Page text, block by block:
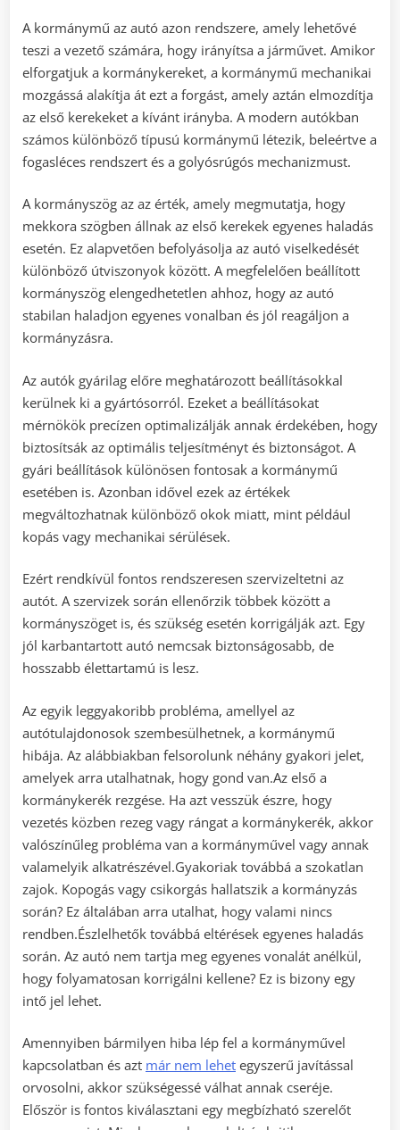
A kormánymű az autó azon rendszere, amely lehetővé
teszi a vezető számára, hogy irányítsa a járművet. Amikor
elforgatjuk a kormánykereket, a kormánymű mechanikai
mozgássá alakítja át ezt a forgást, amely aztán elmozdítja
az első kerekeket a kívánt irányba. A modern autókban
számos különböző típusú kormánymű létezik, beleértve a
fogasléces rendszert és a golyósrúgós mechanizmust.
A kormányszög az az érték, amely megmutatja, hogy
mekkora szögben állnak az első kerekek egyenes haladás
esetén. Ez alapvetően befolyásolja az autó viselkedését
különböző útviszonyok között. A megfelelően beállított
kormányszög elengedhetetlen ahhoz, hogy az autó
stabilan haladjon egyenes vonalban és jól reagáljon a
kormányzásra.
Az autók gyárilag előre meghatározott beállításokkal
kerülnek ki a gyártósorról. Ezeket a beállításokat
mérnökök precízen optimalizálják annak érdekében, hogy
biztosítsák az optimális teljesítményt és biztonságot. A
gyári beállítások különösen fontosak a kormánymű
esetében is. Azonban idővel ezek az értékek
megváltozhatnak különböző okok miatt, mint például
kopás vagy mechanikai sérülések.
Ezért rendkívül fontos rendszeresen szervizeltetni az
autót. A szervizek során ellenőrzik többek között a
kormányszöget is, és szükség esetén korrigálják azt. Egy
jól karbantartott autó nemcsak biztonságosabb, de
hosszabb élettartamú is lesz.
Az egyik leggyakoribb probléma, amellyel az
autótulajdonosok szembesülhetnek, a kormánymű
hibája. Az alábbiakban felsorolunk néhány gyakori jelet,
amelyek arra utalhatnak, hogy gond van.Az első a
kormánykerék rezgése. Ha azt vesszük észre, hogy
vezetés közben rezeg vagy rángat a kormánykerék, akkor
valószínűleg probléma van a kormányművel vagy annak
valamelyik alkatrészével.Gyakoriak továbbá a szokatlan
zajok. Kopogás vagy csikorgás hallatszik a kormányzás
során? Ez általában arra utalhat, hogy valami nincs
rendben.Észlelhetők továbbá eltérések egyenes haladás
során. Az autó nem tartja meg egyenes vonalát anélkül,
hogy folyamatosan korrigálni kellene? Ez is bizony egy
intő jel lehet.
Amennyiben bármilyen hiba lép fel a kormányművel
kapcsolatban és azt már nem lehet egyszerű javítással
orvosolni, akkor szükségessé válhat annak cseréje.
Először is fontos kiválasztani egy megbízható szerelőt